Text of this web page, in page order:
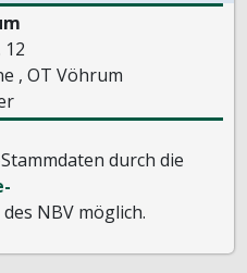
, OT Vöhrum
durch die
des NBV möglich.